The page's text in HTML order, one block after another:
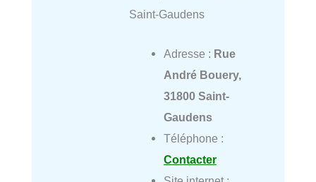
Saint-Gaudens
Adresse : Rue
André Bouery,
31800 Saint-
Gaudens
Téléphone :
Contacter